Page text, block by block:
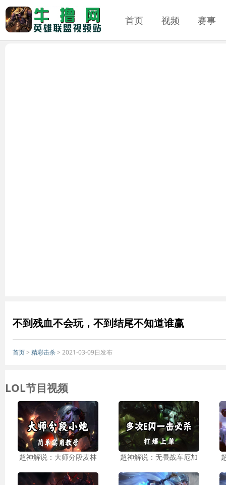
首页 视频 赛事
不到残血不会玩，不到结尾不知道谁赢
首页> 精彩击杀> 2021-03-09日发布
LOL节目视频
超神解说：大师分段麦林 超神解说：无畏战车厄加